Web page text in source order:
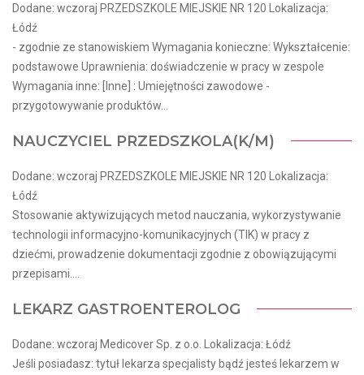
Dodane: wczoraj PRZEDSZKOLE MIEJSKIE NR 120 Lokalizacja:
Łódź
- zgodnie ze stanowiskiem Wymagania konieczne: Wykształcenie:
podstawowe Uprawnienia: doświadczenie w pracy w zespole
Wymagania inne: [Inne] : Umiejętności zawodowe -
przygotowywanie produktów...
NAUCZYCIEL PRZEDSZKOLA(K/M)
Dodane: wczoraj PRZEDSZKOLE MIEJSKIE NR 120 Lokalizacja:
Łódź
Stosowanie aktywizujących metod nauczania, wykorzystywanie
technologii informacyjno-komunikacyjnych (TIK) w pracy z
dziećmi, prowadzenie dokumentacji zgodnie z obowiązującymi
przepisami....
LEKARZ GASTROENTEROLOG
Dodane: wczoraj Medicover Sp. z o.o. Lokalizacja: Łódź
Jeśli posiadasz: tytuł lekarza specjalisty bądź jesteś lekarzem w